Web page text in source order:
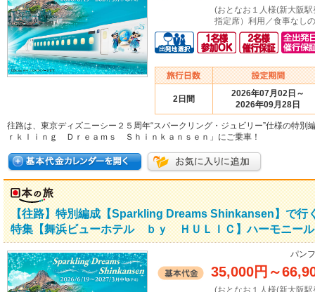
(おとなお１人様(新大阪
指定席）利用／食事なし
2日間
2026年07月02日～
2026年09月28日
往路は、東京ディズニーシー２５周年“スパークリング・ジュビリー”仕様の特別
ｒｋｌｉｎｇ Ｄｒｅａｍｓ Ｓｈｉｎｋａｎｓｅｎ」にご乗車！
【往路】特別編成【Sparkling Dreams Shinkansen】で行
特集【舞浜ビューホテル ｂｙ ＨＵＬＩＣ】ハーモニー
パン
35,000円 ～
(おとなお１人様(新大阪